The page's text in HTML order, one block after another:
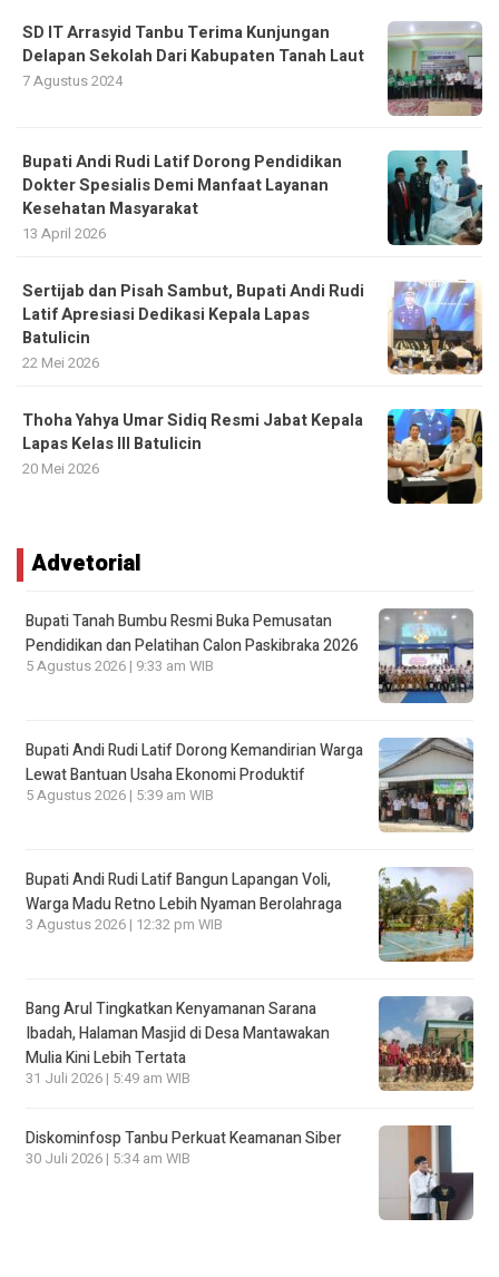
SD IT Arrasyid Tanbu Terima Kunjungan
Delapan Sekolah Dari Kabupaten Tanah Laut
7 Agustus 2024
Bupati Andi Rudi Latif Dorong Pendidikan
Dokter Spesialis Demi Manfaat Layanan
Kesehatan Masyarakat
13 April 2026
Sertijab dan Pisah Sambut, Bupati Andi Rudi
Latif Apresiasi Dedikasi Kepala Lapas
Batulicin
22 Mei 2026
Thoha Yahya Umar Sidiq Resmi Jabat Kepala
Lapas Kelas III Batulicin
20 Mei 2026
Advetorial
Bupati Tanah Bumbu Resmi Buka Pemusatan
Pendidikan dan Pelatihan Calon Paskibraka 2026
5 Agustus 2026 | 9:33 am WIB
Bupati Andi Rudi Latif Dorong Kemandirian Warga
Lewat Bantuan Usaha Ekonomi Produktif
5 Agustus 2026 | 5:39 am WIB
Bupati Andi Rudi Latif Bangun Lapangan Voli,
Warga Madu Retno Lebih Nyaman Berolahraga
3 Agustus 2026 | 12:32 pm WIB
Bang Arul Tingkatkan Kenyamanan Sarana
Ibadah, Halaman Masjid di Desa Mantawakan
Mulia Kini Lebih Tertata
31 Juli 2026 | 5:49 am WIB
Diskominfosp Tanbu Perkuat Keamanan Siber
30 Juli 2026 | 5:34 am WIB